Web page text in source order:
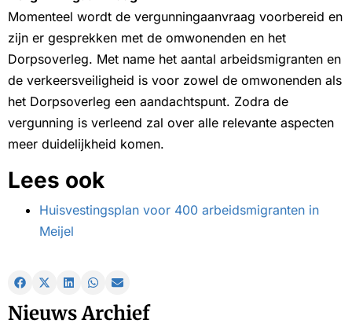
Momenteel wordt de vergunningaanvraag voorbereid en
zijn er gesprekken met de omwonenden en het
Dorpsoverleg. Met name het aantal arbeidsmigranten en
de verkeersveiligheid is voor zowel de omwonenden als
het Dorpsoverleg een aandachtspunt. Zodra de
vergunning is verleend zal over alle relevante aspecten
meer duidelijkheid komen.
Lees ook
Huisvestingsplan voor 400 arbeidsmigranten in
Meijel
Nieuws Archief